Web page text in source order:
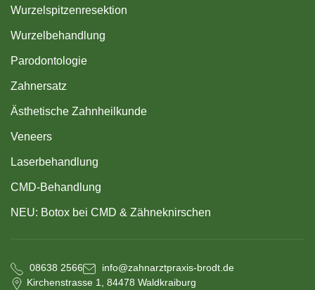
Wurzelspitzenresektion
Wurzelbehandlung
Parodontologie
Zahnersatz
Ästhetische Zahnheilkunde
Veneers
Laserbehandlung
CMD-Behandlung
NEU: Botox bei CMD & Zähneknirschen
08638 2566
info@zahnarztpraxis-brodt.de
Kirchenstrasse 1, 84478 Waldkraiburg